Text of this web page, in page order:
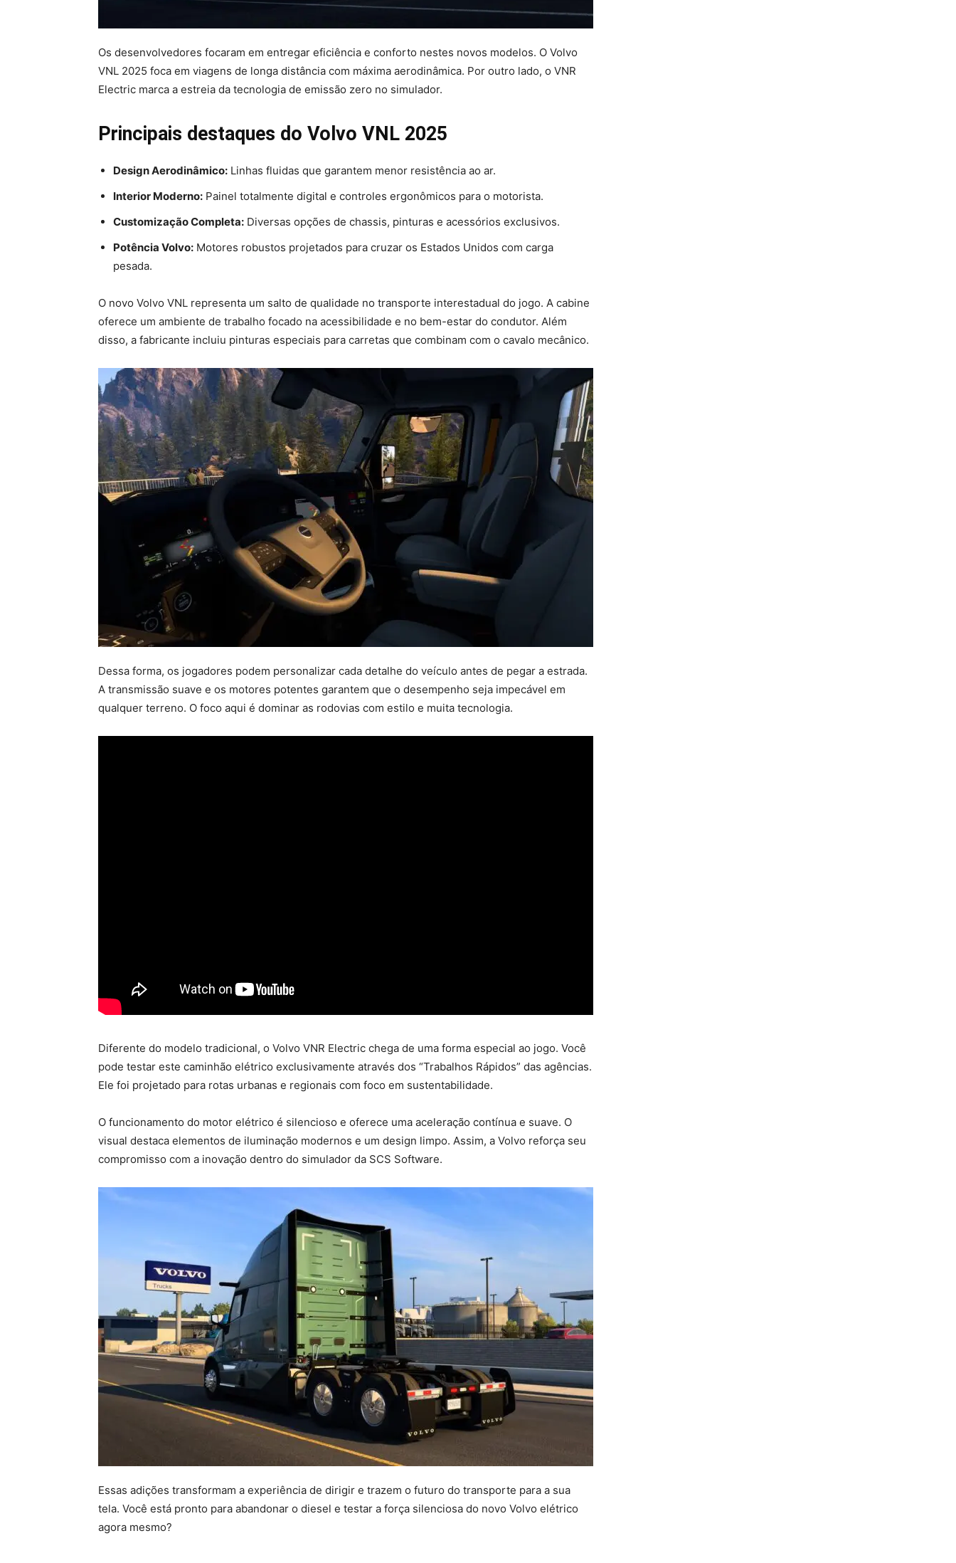
Os desenvolvedores focaram em entregar eficiência e conforto nestes novos modelos. O Volvo
VNL 2025 foca em viagens de longa distância com máxima aerodinâmica. Por outro lado, o VNR
Electric marca a estreia da tecnologia de emissão zero no simulador.
Principais destaques do Volvo VNL 2025
Design Aerodinâmico: Linhas fluidas que garantem menor resistência ao ar.
Interior Moderno: Painel totalmente digital e controles ergonômicos para o motorista.
Customização Completa: Diversas opções de chassis, pinturas e acessórios exclusivos.
Potência Volvo: Motores robustos projetados para cruzar os Estados Unidos com carga
pesada.
O novo Volvo VNL representa um salto de qualidade no transporte interestadual do jogo. A cabine
oferece um ambiente de trabalho focado na acessibilidade e no bem-estar do condutor. Além
disso, a fabricante incluiu pinturas especiais para carretas que combinam com o cavalo mecânico.
Dessa forma, os jogadores podem personalizar cada detalhe do veículo antes de pegar a estrada.
A transmissão suave e os motores potentes garantem que o desempenho seja impecável em
qualquer terreno. O foco aqui é dominar as rodovias com estilo e muita tecnologia.
Diferente do modelo tradicional, o Volvo VNR Electric chega de uma forma especial ao jogo. Você
pode testar este caminhão elétrico exclusivamente através dos “Trabalhos Rápidos” das agências.
Ele foi projetado para rotas urbanas e regionais com foco em sustentabilidade.
O funcionamento do motor elétrico é silencioso e oferece uma aceleração contínua e suave. O
visual destaca elementos de iluminação modernos e um design limpo. Assim, a Volvo reforça seu
compromisso com a inovação dentro do simulador da SCS Software.
Essas adições transformam a experiência de dirigir e trazem o futuro do transporte para a sua
tela. Você está pronto para abandonar o diesel e testar a força silenciosa do novo Volvo elétrico
agora mesmo?